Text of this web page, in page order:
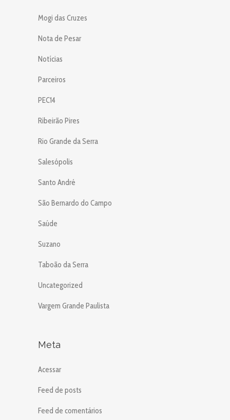
Mogi das Cruzes
Nota de Pesar
Notícias
Parceiros
PEC14
Ribeirão Pires
Rio Grande da Serra
Salesópolis
Santo André
São Bernardo do Campo
Saúde
Suzano
Taboão da Serra
Uncategorized
Vargem Grande Paulista
Meta
Acessar
Feed de posts
Feed de comentários